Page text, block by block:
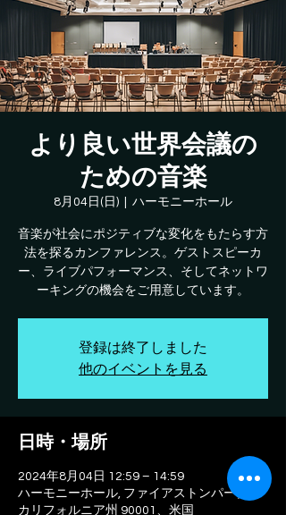
より良い世界会議の
ための音楽
8月04日(日) ハーモニーホール
音楽が社会にポジティブな変化をもたらす方
法を探るカンファレンス。ゲストスピーカ
ー、ライブパフォーマンス、そしてネットワ
ーキングの機会をご用意しています。
登録は終了しました
他のイベントを見る
日時・場所
2024年8月04日 12:59 – 14:59
ハーモニーホール, ファイアストンパーク、
カリフォルニア州 90001、米国